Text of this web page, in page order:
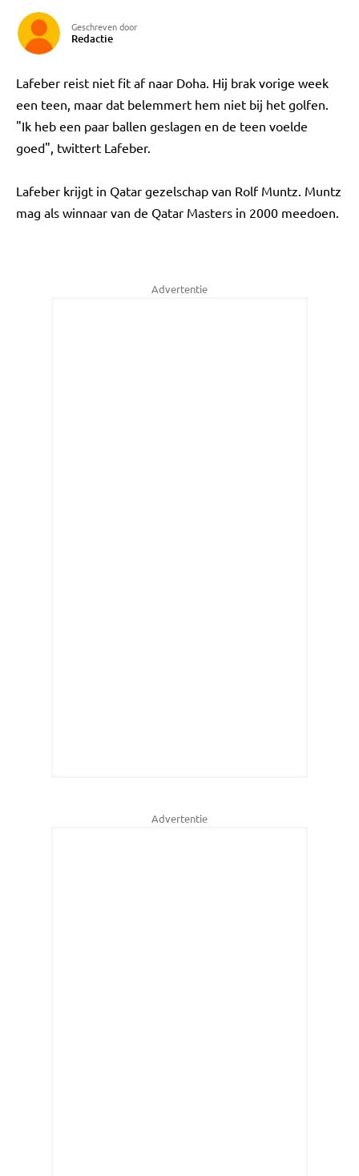
Geschreven door
Redactie
Lafeber reist niet fit af naar Doha. Hij brak vorige week
een teen, maar dat belemmert hem niet bij het golfen.
"Ik heb een paar ballen geslagen en de teen voelde
goed", twittert Lafeber.
Lafeber krijgt in Qatar gezelschap van Rolf Muntz. Muntz
mag als winnaar van de Qatar Masters in 2000 meedoen.
Advertentie
Advertentie